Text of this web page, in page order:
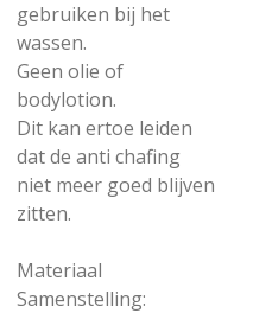
gebruiken bij het
wassen.
Geen olie of
bodylotion.
Dit kan ertoe leiden
dat de anti chafing
niet meer goed blijven
zitten.
Materiaal
Samenstelling: